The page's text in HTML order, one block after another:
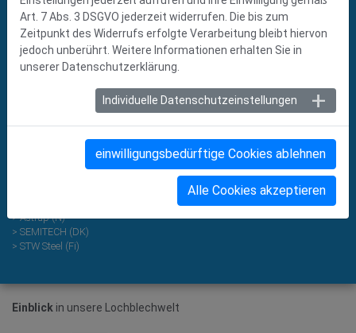
DILLINGER GROUP
> Dillinger Fabrik gelochter Bleche (D)
> DF Lochbleche (D)
> PREZIEHS (D)
> Dillinger Edelstahl (D)
> DF Perforation (F)
> Astrup (N)
> SEMITECH (DK)
> STW Steel (Fi)
Einblick in unsere Lochblechwelt
Art. 7 Abs. 3 DSGVO jederzeit widerrufen. Die bis zum
Zeitpunkt des Widerrufs erfolgte Verarbeitung bleibt hiervon
jedoch unberührt. Weitere Informationen erhalten Sie in
unserer Datenschutzerklärung.
Individuelle Datenschutzeinstellungen
einwilligungsbedürftige Cookies ablehnen
Alle Cookies akzeptieren